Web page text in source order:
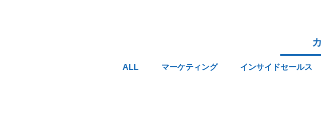
ALL マーケティング インサイドセールス